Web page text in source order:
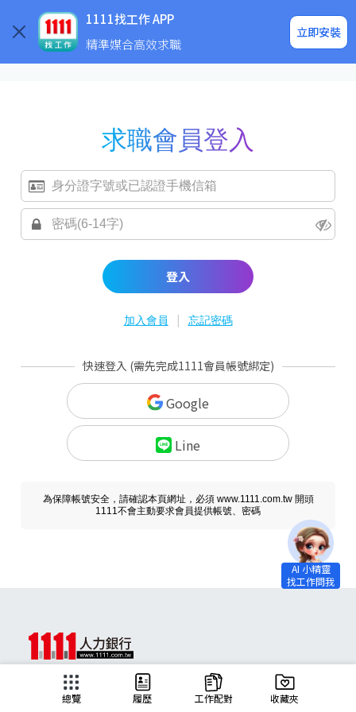
1111找工作 APP
精準媒合高效求職
立即安裝
企業求才
求職會員登入
登入
加入會員 | 忘記密碼
快速登入 (需先完成1111會員帳號綁定)
Google
Line
為保障帳號安全，請確認本頁網址，必須 www.1111.com.tw 開頭
1111不會主動要求會員提供帳號、密碼
總覽 履歷 工作配對 收藏夾